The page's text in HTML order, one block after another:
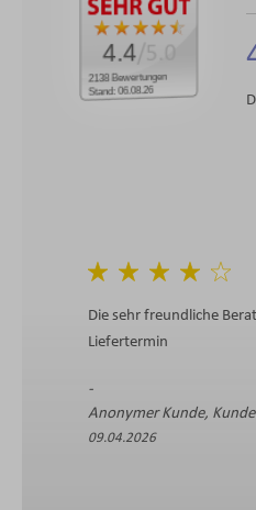
2138 Bewertungen
Stand: 06.08.26
4.4/5.0
Die sehr freundliche
Liefertermin
Anonymer Kunde, Kunde
09.04.2026